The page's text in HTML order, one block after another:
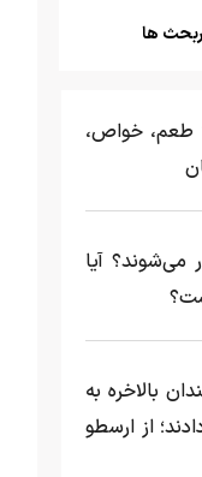
ها
طعم، خواص،
می‌شوند؟ آیا
بالاخره به
از ارسطو